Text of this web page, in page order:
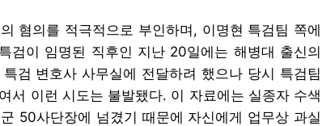
혐의를 적극적으로 부인하며, 이명현 특검팀 쪽에
검이 임명된 직후인 지난 20일에는 해병대 출신의
검 변호사 사무실에 전달하려 했으나 당시 특검팀
서 이런 시도는 불발됐다. 이 자료에는 실종자 수색
50사단장에 넘겼기 때문에 자신에게 업무상 과실